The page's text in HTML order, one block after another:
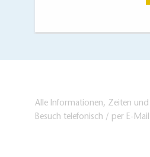
Alle Informationen, Zeiten
Besuch telefonisch / per E-